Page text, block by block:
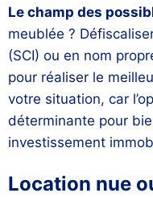
Le champ des
meublée ?
(SCI) ou en nom
pour réaliser le
votre situation, car
déterminante pour
investissement
Location nue